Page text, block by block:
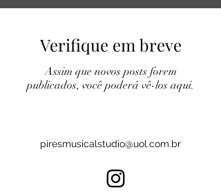
Verifique em breve
Assim que novos posts forem
publicados, você poderá vê-los aqui.
piresmusicalstudio@uol.com.br